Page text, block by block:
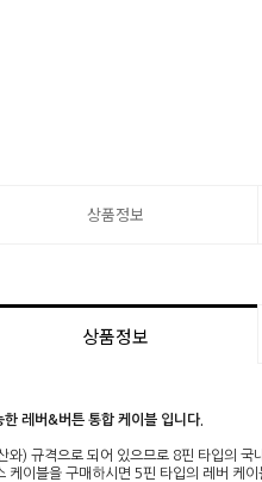
상품정보
상품정보
레버&버튼 통합 케이블 입니다.
) 규격으로 되어 있으므로 8핀 타입의
이블을 구매하시면 5핀 타입의 레버 케